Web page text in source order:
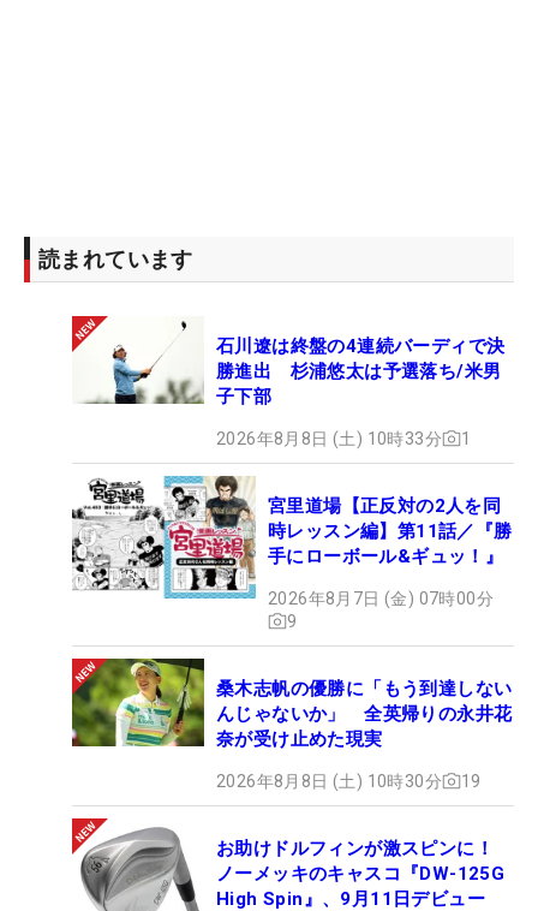
読まれています
石川遼は終盤の4連続バーディで決
勝進出 杉浦悠太は予選落ち/米男
子下部
2026年8月8日 (土) 10時33分 1
宮里道場【正反対の2人を同
時レッスン編】第11話／『勝
手にローボール&ギュッ！』
2026年8月7日 (金) 07時00分
9
桑木志帆の優勝に「もう到達しない
んじゃないか」 全英帰りの永井花
奈が受け止めた現実
2026年8月8日 (土) 10時30分 19
お助けドルフィンが激スピンに！
ノーメッキのキャスコ『DW-125G
High Spin』、9月11日デビュー